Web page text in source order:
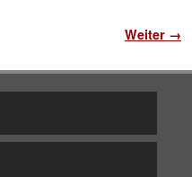
Weiter →